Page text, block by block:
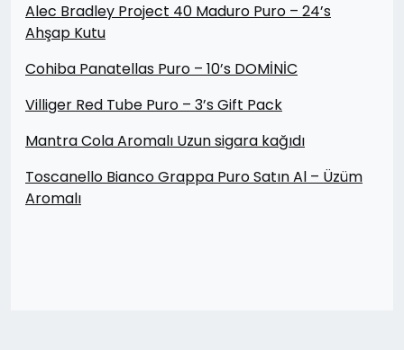
Alec Bradley Project 40 Maduro Puro – 24’s
Ahşap Kutu
Cohiba Panatellas Puro – 10’s DOMİNİC
Villiger Red Tube Puro – 3’s Gift Pack
Mantra Cola Aromalı Uzun sigara kağıdı
Toscanello Bianco Grappa Puro Satın Al – Üzüm
Aromalı